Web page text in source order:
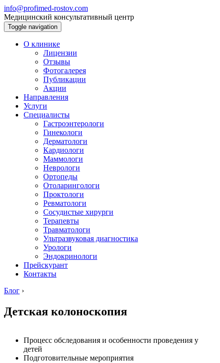
info@profimed-rostov.com
Медицинский консультативный центр
Toggle navigation
О клинике
Лицензии
Отзывы
Фотогалерея
Публикации
Акции
Направления
Услуги
Специалисты
Гастроэнтерологи
Гинекологи
Дерматологи
Кардиологи
Маммологи
Неврологи
Ортопеды
Отоларингологи
Проктологи
Ревматологи
Сосудистые хирурги
Терапевты
Травматологи
Ультразвуковая диагностика
Урологи
Эндокринологи
Прейскурант
Контакты
Блог ›
Детская колоноскопия
Процесс обследования и особенности проведения у
детей
Подготовительные мероприятия